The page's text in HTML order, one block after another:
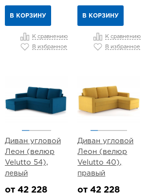
В КОРЗИНУ
К сравнению
В избранное
В КОРЗИНУ
К сравнению
В избранное
Диван угловой
Леон (велюр
Velutto 54),
левый
от 42 228
Диван угловой
Леон (велюр
Velutto 40),
правый
от 42 228